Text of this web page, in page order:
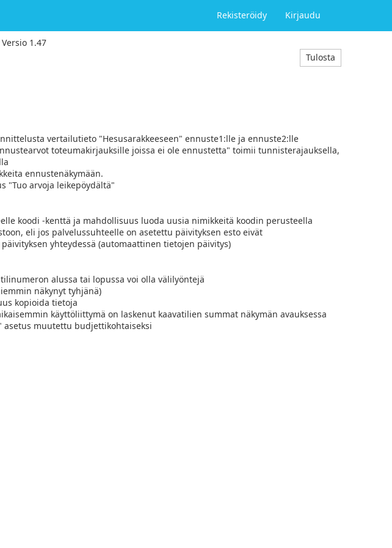
Rekisteröidy Kirjaudu
Versio 1.47
Tulosta
vertailutieto "Hesusarakkeeseen" ennuste1:lle ja ennuste2:lle
toteumakirjauksille joissa ei ole ennustetta" toimii tunnisterajauksella,
ennustenäkymään.
"Tuo arvoja leikepöydältä"
koodi -kenttä ja mahdollisuus luoda uusia nimikkeitä koodin perusteella
eli jos palvelussuhteelle on asetettu päivityksen esto eivät
yhteydessä (automaattinen tietojen päivitys)
alussa tai lopussa voi olla välilyöntejä
näkynyt tyhjänä)
kopioida tietoja
käyttöliittymä on laskenut kaavatilien summat näkymän avauksessa
asetus muutettu budjettikohtaiseksi